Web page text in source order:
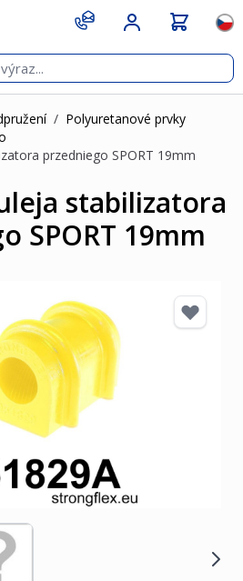
/ Polyuretanové prvky
przedniego SPORT 19mm
stabilizatora
SPORT 19mm